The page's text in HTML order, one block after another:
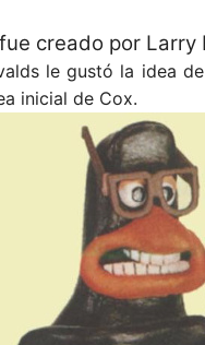
creado por Larry
le gustó la idea
inicial de Cox.